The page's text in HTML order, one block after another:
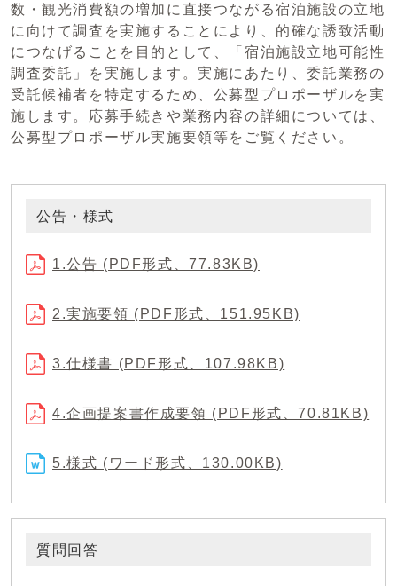
数・観光消費額の増加に直接つながる宿泊施設の立地
に向けて調査を実施することにより、的確な誘致活動
につなげることを目的として、「宿泊施設立地可能性
調査委託」を実施します。実施にあたり、委託業務の
受託候補者を特定するため、公募型プロポーザルを実
施します。応募手続きや業務内容の詳細については、
公募型プロポーザル実施要領等をご覧ください。
公告・様式
1.公告 (PDF形式、77.83KB)
2.実施要領 (PDF形式、151.95KB)
3.仕様書 (PDF形式、107.98KB)
4.企画提案書作成要領 (PDF形式、70.81KB)
5.様式 (ワード形式、130.00KB)
質問回答